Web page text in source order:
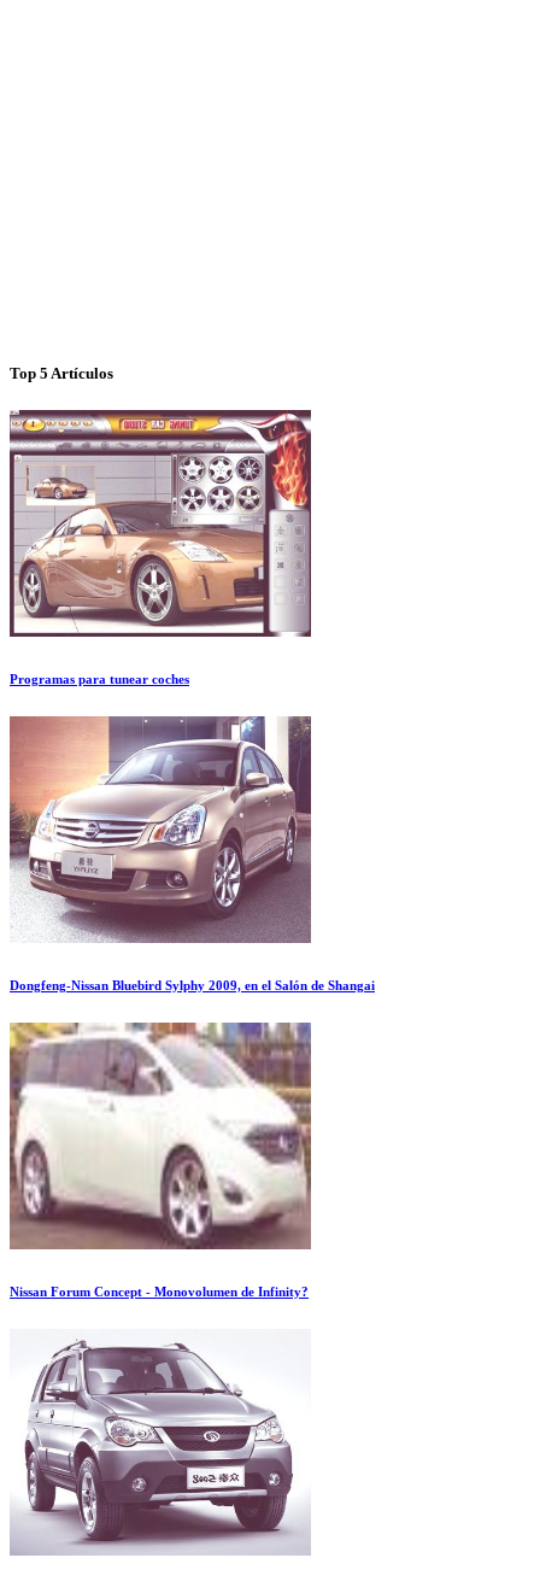
Top 5 Artículos
Programas para tunear coches
Dongfeng-Nissan Bluebird Sylphy 2009, en el Salón de Shangai
Nissan Forum Concept - Monovolumen de Infinity?